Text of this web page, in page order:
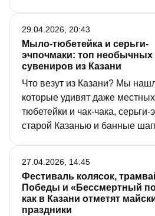
глэмпинге готовы не все.
татарстанцы бронируют
Чувашии, где природа не
ниже.
Мыло-тюбетейка и серьги-
эчпочмаки: топ необычных
сувениров из Казани
Что везут из Казани? Мы
которые удивят даже
тюбетейки и чак-чака,
старой Казанью и банные
– смотрите в нашем видео!
29.04.2026, 20:43
Фестиваль колясок,
Победы и «Бессмертный
как в Казани отметят
праздники
27.04.2026, 14:45